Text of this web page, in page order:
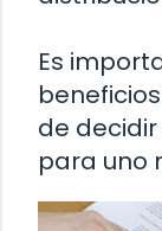
Es
de
para uno